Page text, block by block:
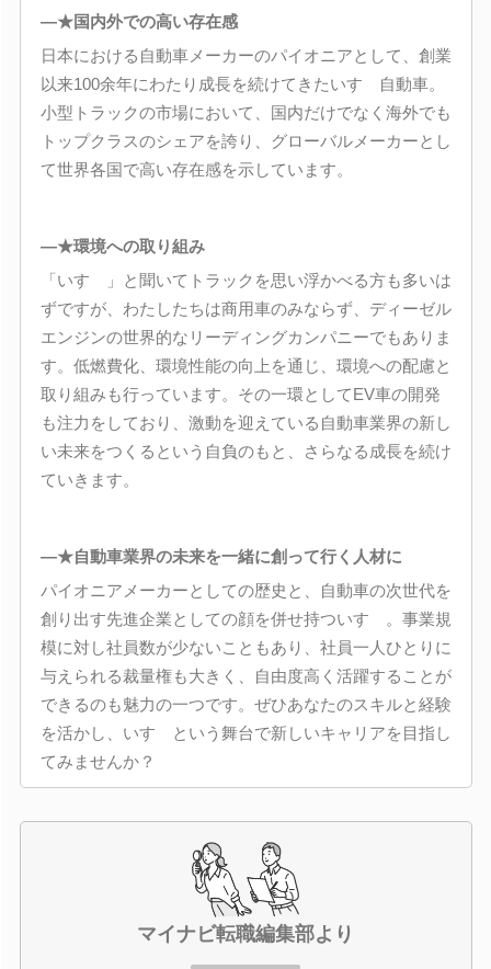
―★国内外での高い存在感
日本における自動車メーカーのパイオニアとして、創業
以来100余年にわたり成長を続けてきたいすゞ自動車。
小型トラックの市場において、国内だけでなく海外でも
トップクラスのシェアを誇り、グローバルメーカーとし
て世界各国で高い存在感を示しています。
―★環境への取り組み
「いすゞ」と聞いてトラックを思い浮かべる方も多いは
ずですが、わたしたちは商用車のみならず、ディーゼル
エンジンの世界的なリーディングカンパニーでもありま
す。低燃費化、環境性能の向上を通じ、環境への配慮と
取り組みも行っています。その一環としてEV車の開発
も注力をしており、激動を迎えている自動車業界の新し
い未来をつくるという自負のもと、さらなる成長を続け
ていきます。
―★自動車業界の未来を一緒に創って行く人材に
パイオニアメーカーとしての歴史と、自動車の次世代を
創り出す先進企業としての顔を併せ持ついすゞ。事業規
模に対し社員数が少ないこともあり、社員一人ひとりに
与えられる裁量権も大きく、自由度高く活躍することが
できるのも魅力の一つです。ぜひあなたのスキルと経験
を活かし、いすゞという舞台で新しいキャリアを目指し
てみませんか？
マイナビ転職編集部より